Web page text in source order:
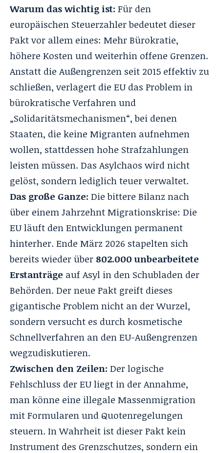
Warum das wichtig ist: Für den
europäischen Steuerzahler bedeutet dieser
Pakt vor allem eines: Mehr Bürokratie,
höhere Kosten und weiterhin offene Grenzen.
Anstatt die Außengrenzen seit 2015 effektiv zu
schließen, verlagert die EU das Problem in
bürokratische Verfahren und
„Solidaritätsmechanismen“, bei denen
Staaten, die keine Migranten aufnehmen
wollen, stattdessen hohe Strafzahlungen
leisten müssen. Das Asylchaos wird nicht
gelöst, sondern lediglich teuer verwaltet.
Das große Ganze: Die bittere Bilanz nach
über einem Jahrzehnt Migrationskrise: Die
EU läuft den Entwicklungen permanent
hinterher. Ende März 2026 stapelten sich
bereits wieder über 802.000 unbearbeitete
Erstanträge auf Asyl in den Schubladen der
Behörden. Der neue Pakt greift dieses
gigantische Problem nicht an der Wurzel,
sondern versucht es durch kosmetische
Schnellverfahren an den EU-Außengrenzen
wegzudiskutieren.
Zwischen den Zeilen: Der logische
Fehlschluss der EU liegt in der Annahme,
man könne eine illegale Massenmigration
mit Formularen und Quotenregelungen
steuern. In Wahrheit ist dieser Pakt kein
Instrument des Grenzschutzes, sondern ein